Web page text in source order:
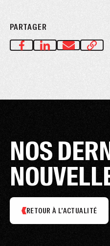
PARTAGER
NOS
RETOUR À L’ACTUALITÉ